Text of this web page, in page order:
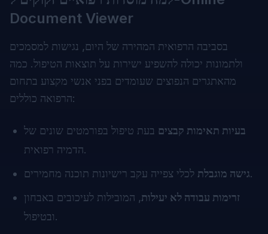
Document Viewer
בסביבה הרפואית המהירה של היום, נגישות למסמכים
ולתמונות יכולה להשפיע ישירות על תוצאות הטיפול. כמה
מהאתגרים הנפוצים שעומדים בפני אנשי מקצוע בתחום
הרפואה כוללים:
בעיות תאימות קבצים בעת טיפול בפורמטים שונים של
הדמיה רפואית.
גישה מוגבלתלכלי צפייה עקב רישיונות תוכנה מחמירים.
זרימות עבודה לא יעילות, המובילות לעיכובים באבחון
ובטיפול.